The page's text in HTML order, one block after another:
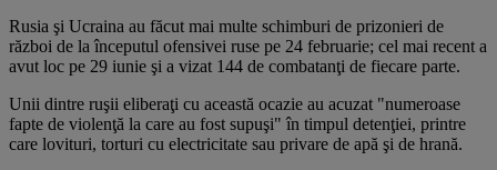
Rusia şi Ucraina au făcut mai multe schimburi de prizonieri de
război de la începutul ofensivei ruse pe 24 februarie; cel mai recent a
avut loc pe 29 iunie şi a vizat 144 de combatanţi de fiecare parte.
Unii dintre ruşii eliberaţi cu această ocazie au acuzat "numeroase
fapte de violenţă la care au fost supuşi" în timpul detenţiei, printre
care lovituri, torturi cu electricitate sau privare de apă şi de hrană.